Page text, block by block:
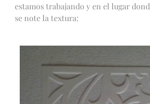
estamos trabajando y en el lugar
se note la textura: